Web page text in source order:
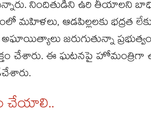
నిందితుడిని ఉరి తీయాలని
మహిళలు, ఆడపిల్లలకు భద్రత
జరుగుతున్నా ప్రభుత్వం
చేశారు. ఈ ఘటనపై హోమంత్రిగా
చేయాలి..